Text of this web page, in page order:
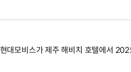
현대모비스가 제주 해비치 호텔에서